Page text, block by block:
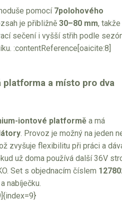
pomocí 7polohového
je přibližně 30–80 mm,
sečení i vyšší střih podle
:contentReference[oaicite:8]
platforma a místo pro dva
iontové platformě a má
. Provoz je možný na jeden
zvyšuje flexibilitu při práci a
už doma používá další 36V
Set s objednacím číslem
a nabíječku.